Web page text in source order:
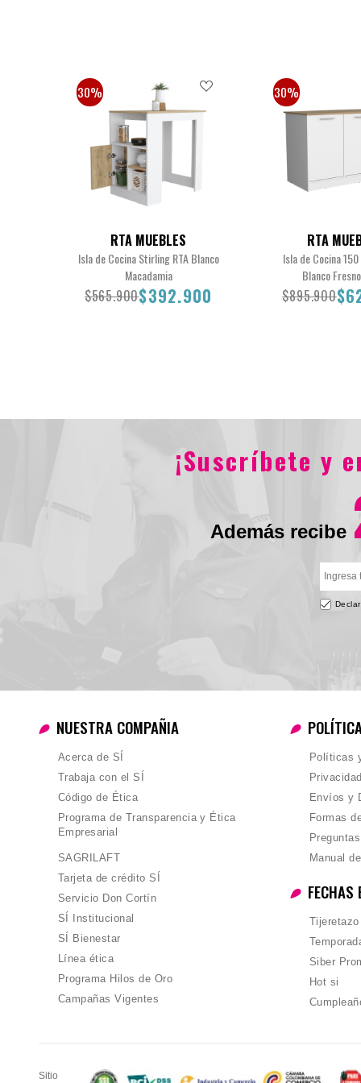
30%
RTA MUEBLES
Isla de Cocina Stirling RTA Blanco
Macadamia
$565.900$392.900
30%
RTA
Isla de Cocina
Blanco
$895.900
¡Suscríbete y
Además recibe
NUESTRA COMPAÑIA
Acerca de SÍ
Trabaja con el SÍ
Código de Ética
Programa de Transparencia y Ética
Empresarial
SAGRILAFT
Tarjeta de crédito SÍ
Servicio Don Cortín
SÍ Institucional
SÍ Bienestar
Línea ética
Programa Hilos de Oro
Campañas Vigentes
Políticas
Envíos y
Formas
Manual
FECHAS
Tijeretazo
Siber
Hot si
Sitio